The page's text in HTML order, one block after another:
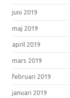
juni 2019
maj 2019
april 2019
mars 2019
februari 2019
januari 2019